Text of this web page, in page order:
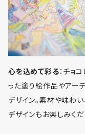
心を込めて彩る：チョ
った塗り絵作品やアー
デザイン。素材や味わ
デザインもお楽しみくだ